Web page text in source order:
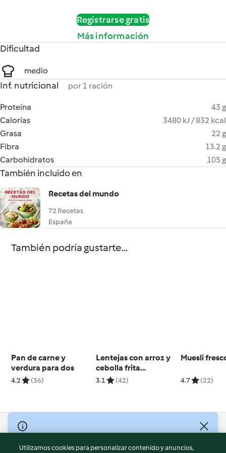
Registrarse gratis
Más información
Dificultad
medio
Inf. nutricional por 1 ración
Proteína
43 g
Calorías
3480 kJ / 832 kcal
Grasa
22 g
Fibra
13.2 g
Carbohidratos
105 g
También incluido en
Recetas del mundo
72 Recetas
España
También podría gustarte...
Pan de carne y
verdura para dos
4.2 (36)
Lentejas con arroz y
cebolla frita
(Mujadarrah) - Irán
3.1 (42)
Muesli
4.7 (22)
© Copyright 2026
Términos de uso
Utilizamos cookies para personalizar contenido y anuncios,